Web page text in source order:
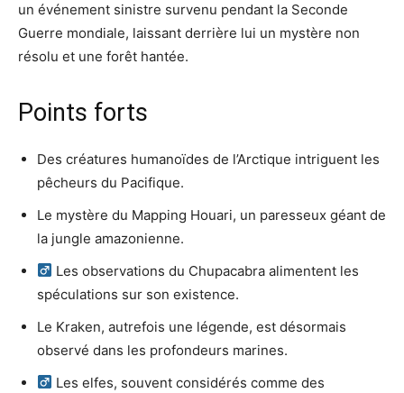
un événement sinistre survenu pendant la Seconde
Guerre mondiale, laissant derrière lui un mystère non
résolu et une forêt hantée.
Points forts
Des créatures humanoïdes de l’Arctique intriguent les
pêcheurs du Pacifique.
Le mystère du Mapping Houari, un paresseux géant de
la jungle amazonienne.
Les observations du Chupacabra alimentent les
spéculations sur son existence.
Le Kraken, autrefois une légende, est désormais
observé dans les profondeurs marines.
Les elfes, souvent considérés comme des